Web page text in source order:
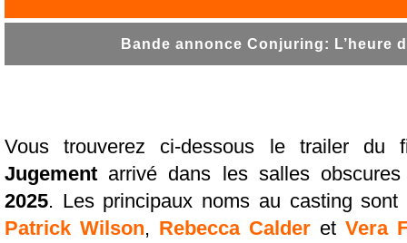
Bande annonce Conjuring: L’heure
Vous trouverez ci-dessous le trailer
Jugement arrivé dans les salles
2025. Les principaux noms au casting sont
Patrick Wilson, Rebecca Calderet Vera